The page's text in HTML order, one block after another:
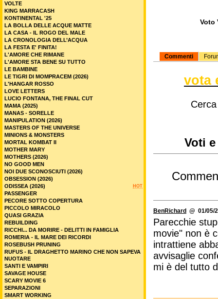
Voto
Commenti
vota
Voti
BenRichard @ 01/05/
Parecchie
movie" non è
intrattiene
avvisaglie
mi è del tutto
VOLTE
KING MARRACASH
KONTINENTAL '25
LA BOLLA DELLE ACQUE MATTE
LA CASA - IL ROGO DEL MALE
LA CRONOLOGIA DELL’ACQUA
LA FESTA E' FINITA!
L'AMORE CHE RIMANE
L'AMORE STA BENE SU TUTTO
LE BAMBINE
LE TIGRI DI MOMPRACEM (2026)
L'HANGAR ROSSO
LOVE LETTERS
LUCIO FONTANA, THE FINAL CUT
MAMA (2025)
MANAS - SORELLE
MANIPULATION (2026)
MASTERS OF THE UNIVERSE
MINIONS & MONSTERS
MORTAL KOMBAT II
MOTHER MARY
MOTHERS (2026)
NO GOOD MEN
NOI DUE SCONOSCIUTI (2026)
OBSESSION (2026)
HOT
ODISSEA (2026)
PASSENGER
PECORE SOTTO COPERTURA
PICCOLO MIRACOLO
QUASI GRAZIA
REBUILDING
RICCHI... DA MORIRE - DELITTI IN FAMIGLIA
ROMERIA - IL MARE DEI RICORDI
ROSEBUSH PRUNING
RUFUS - IL DRAGHETTO MARINO CHE NON SAPEVA
NUOTARE
SANTI E VAMPIRI
SAVAGE HOUSE
SCARY MOVIE 6
SEPARAZIONI
SMART WORKING